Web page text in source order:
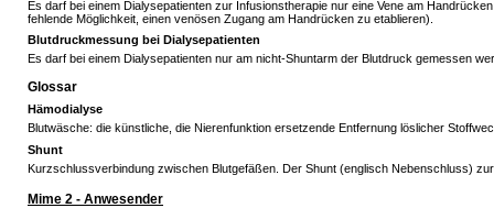
Es darf bei einem Dialysepatienten zur Infusionstherapie nur eine Vene am
fehlende Möglichkeit, einen venösen Zugang am Handrücken zu etablieren).
Blutdruckmessung bei Dialysepatienten
Es darf bei einem Dialysepatienten nur am nicht-Shuntarm der Blutdruck gemessen
Glossar
Hämodialyse
Blutwäsche: die künstliche, die Nierenfunktion ersetzende Entfernung löslicher
Shunt
Kurzschlussverbindung zwischen Blutgefäßen. Der Shunt (englisch Nebenschluss)
Mime 2 - Anwesender